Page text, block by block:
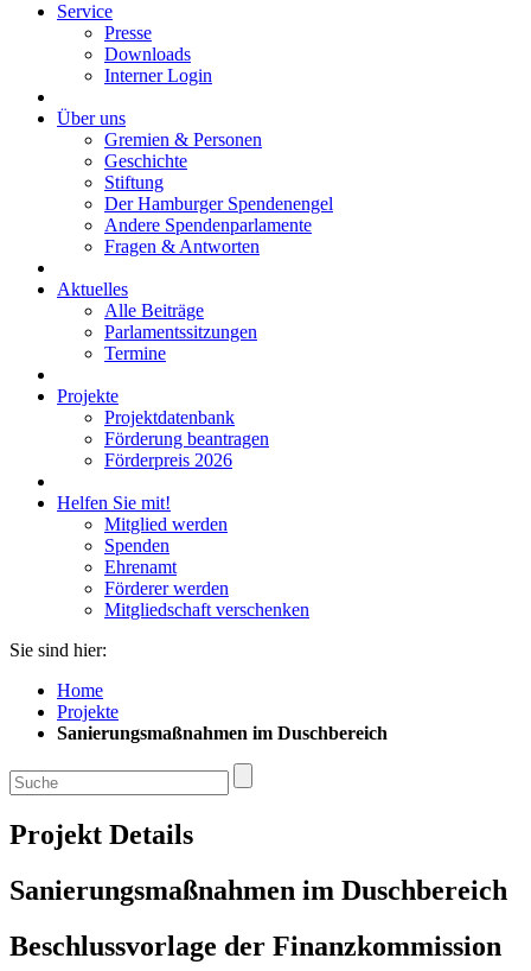
Service
Presse
Downloads
Interner Login
Über uns
Gremien & Personen
Geschichte
Stiftung
Der Hamburger Spendenengel
Andere Spendenparlamente
Fragen & Antworten
Aktuelles
Alle Beiträge
Parlamentssitzungen
Termine
Projekte
Projektdatenbank
Förderung beantragen
Förderpreis 2026
Helfen Sie mit!
Mitglied werden
Spenden
Ehrenamt
Förderer werden
Mitgliedschaft verschenken
Sie sind hier:
Home
Projekte
Sanierungsmaßnahmen im Duschbereich
Projekt Details
Sanierungsmaßnahmen im Duschbereich
Beschlussvorlage der Finanzkommission